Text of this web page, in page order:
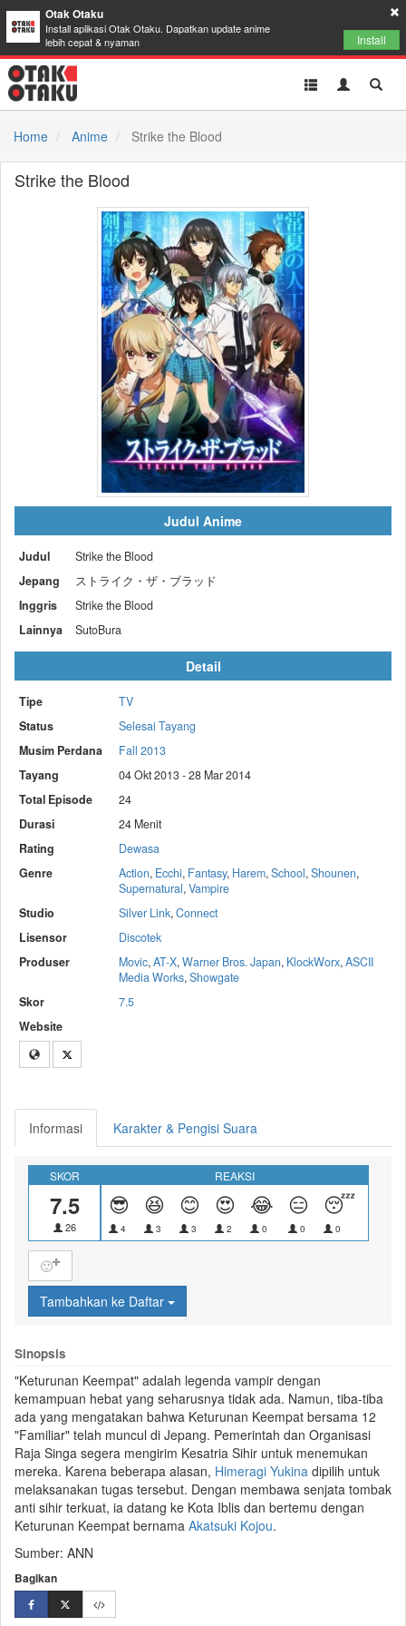
Otak Otaku
Install aplikasi Otak Otaku. Dapatkan update anime
lebih cepat & nyaman
Install
Toggle
Toggle
Home
Anime Strike the Blood
Strike the Blood
Judul Anime
Judul
Strike the Blood
Jepang
ストライク・ザ・ブラッド
Inggris
Strike the Blood
Lainnya
SutoBura
Detail
Tipe
TV
Status
Selesai Tayang
Musim Perdana
Fall 2013
Tayang
04 Okt 2013 - 28 Mar 2014
Total Episode
24
Durasi
24 Menit
Rating
Dewasa
Genre
Action, Ecchi, Fantasy, Harem,School,Shounen,
Supernatural,Vampire
Studio
Silver Link,Connect
Lisensor
Discotek
Produser
Movic,AT-X,Warner Bros. Japan, KlockWorx,ASCII
Media Works,Showgate
Skor
7.5
Website
Informasi Karakter & Pengisi Suara
SKOR
7.5
26
REAKSI
😎
4
😆
3
😊
3
😍
2
😂
0
😑
0
😴
0
🙂
Tambahkan ke Daftar
Sinopsis
"Keturunan Keempat" adalah legenda vampir dengan
kemampuan hebat yang seharusnya tidak ada. Namun, tiba-tiba
ada yang mengatakan bahwa Keturunan Keempat bersama 12
"Familiar" telah muncul di Jepang. Pemerintah dan Organisasi
Raja Singa segera mengirim Kesatria Sihir untuk menemukan
mereka. Karena beberapa alasan, Himeragi Yukina dipilih untuk
melaksanakan tugas tersebut. Dengan membawa senjata tombak
anti sihir terkuat, ia datang ke Kota Iblis dan bertemu dengan
Keturunan Keempat bernama Akatsuki Kojou.
Sumber: ANN
Bagikan